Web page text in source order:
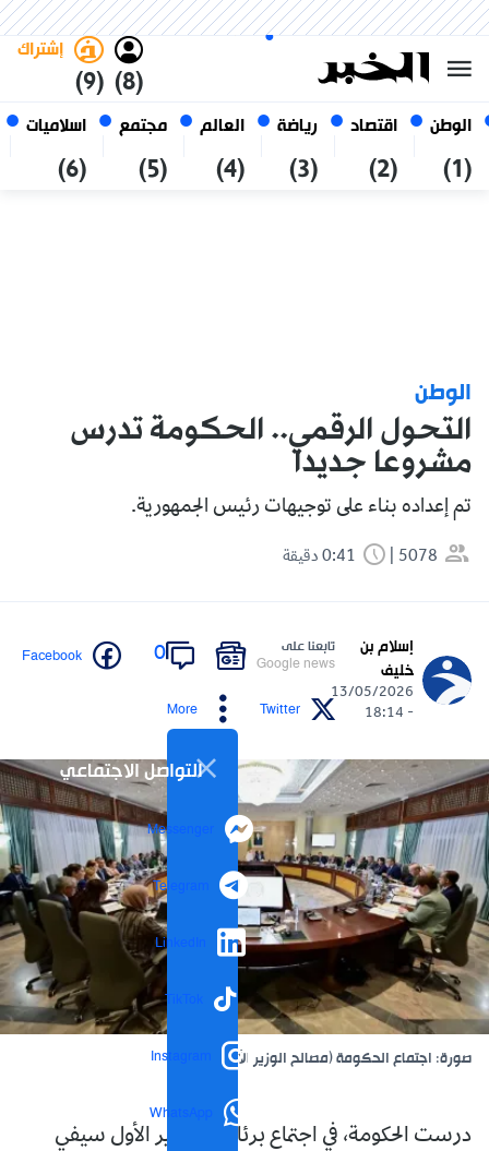
الوطن
(1)
اقتصاد
(2)
رياضة
(3)
العالم
(4)
مجتمع
(5)
اسلاميات
(6)
(8)
إشتراك
(9)
أغسطس 2026
الجزائر
الوطن
التحول الرقمي.. الحكومة تدرس
مشروعا جديدا
تم إعداده بناء على توجيهات رئيس الجمهورية.
5078
إسلام بن
خليف
13/05/2026
- 18:14
تابعنا على
Google news
0
Facebook
Twitter
More
التواصل الاجتماعي
Messenger
Telegram
LinkedIn
TikTok
Instagram
WhatsApp
صورة: اجتماع الحكومة (مصالح الوزير الأول)
درست الحكومة، في اجتماع برئاسة الوزير الأول سيفي